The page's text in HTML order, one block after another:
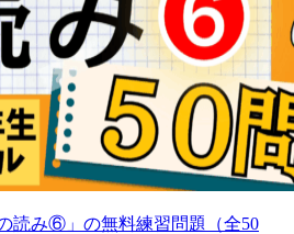
読み⑥」の無料練習問題（全50